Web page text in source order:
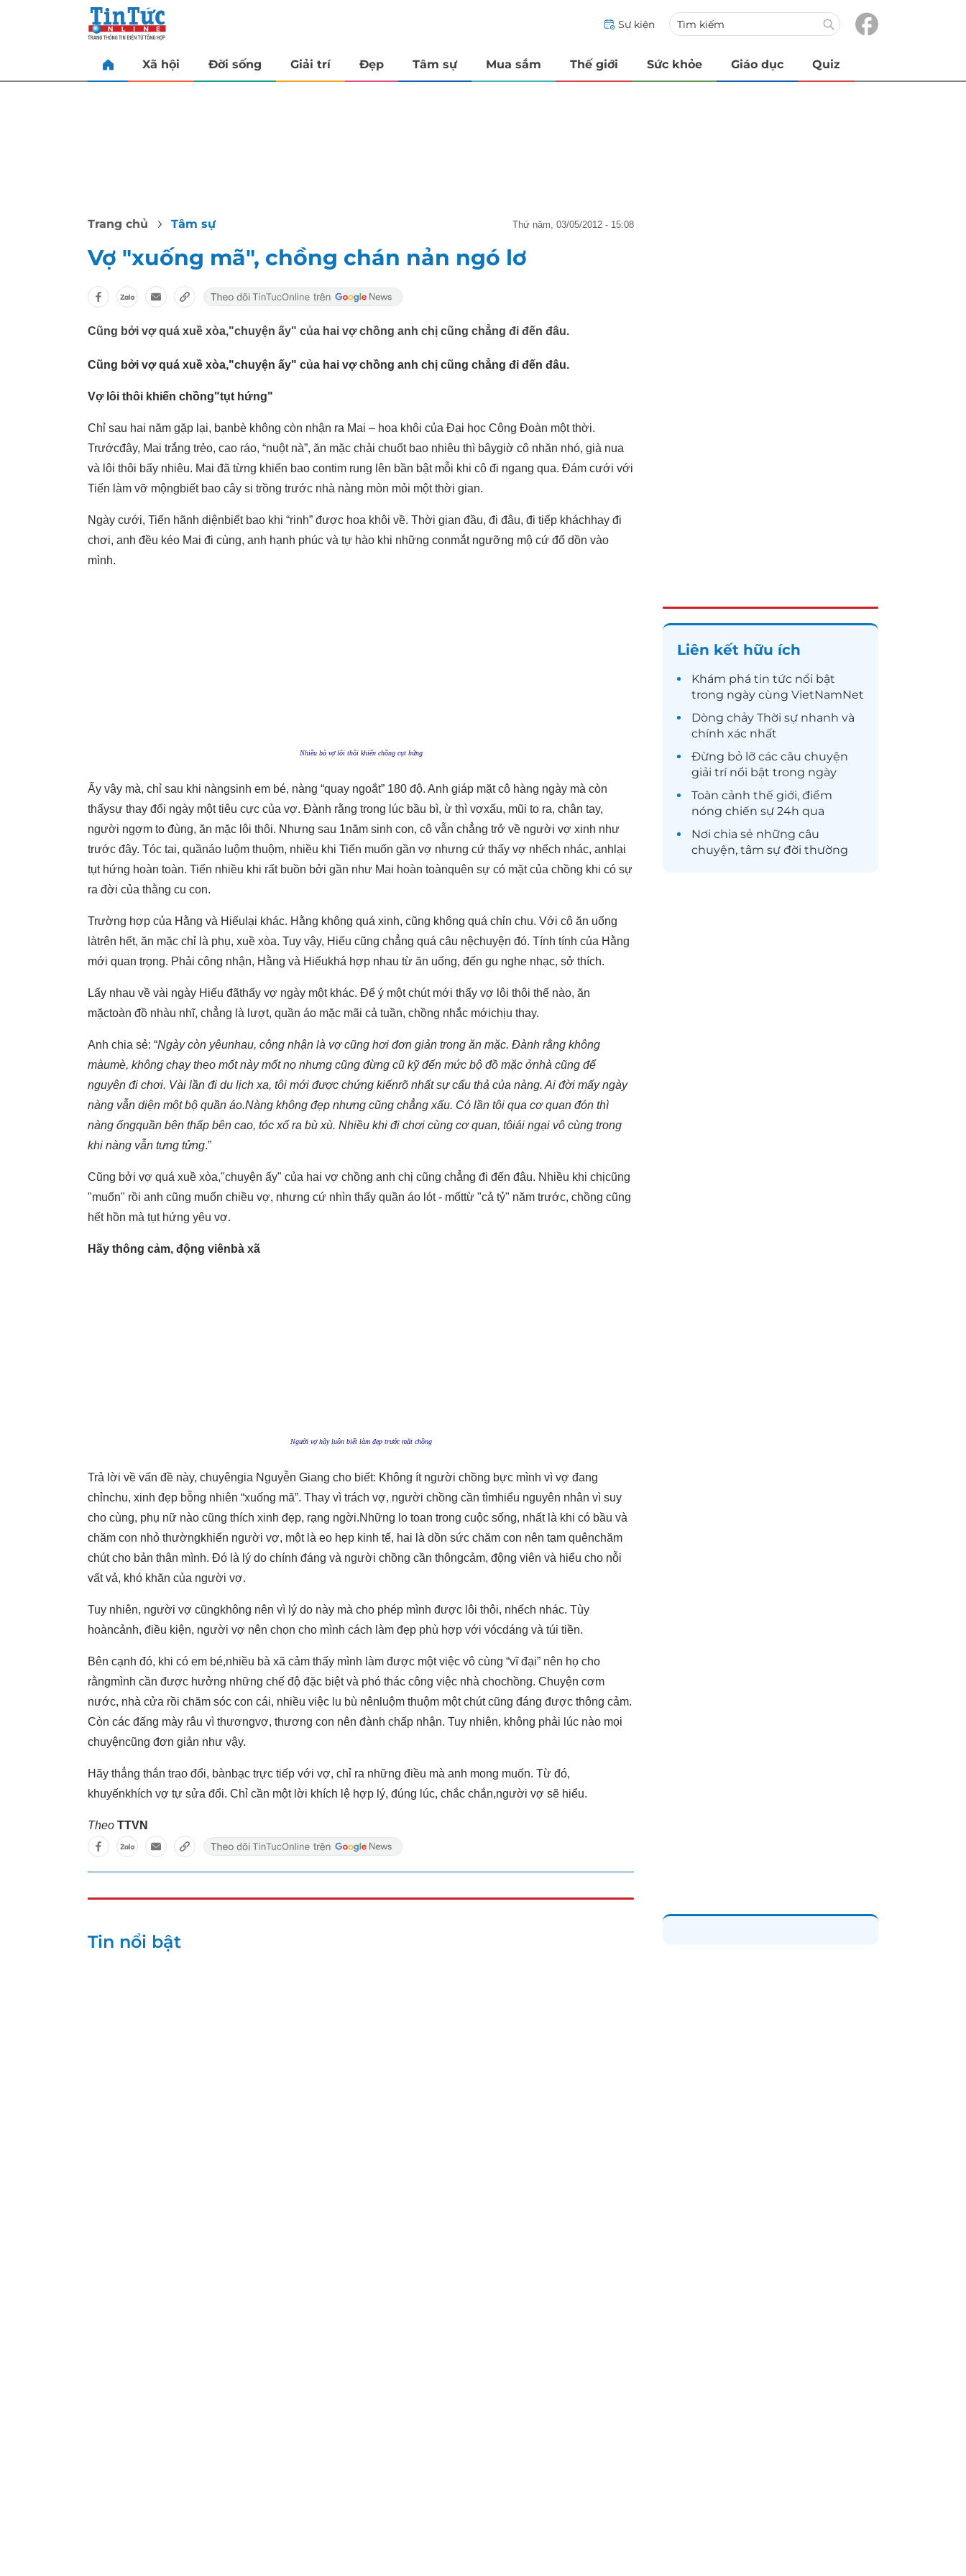
Sự kiện
Xã hội Đời sống Giải trí Đẹp Tâm sự Mua sắm Thế giới Sức khỏe Giáo dục Quiz
Trang chủ Tâm sự thứ năm, 03/05/2012 - 15:08
Vợ "xuống mã", chồng chán nản ngó lơ
Cũng bởi vợ quá xuề xòa,"chuyện ấy" của hai vợ chồng anh chị cũng chẳng đi đến đâu.
Cũng bởi vợ quá xuề xòa,"chuyện ấy" của hai vợ chồng anh chị cũng chẳng đi đến đâu.
Vợ lôi thôi khiến chồng"tụt hứng"
Chỉ sau hai năm gặp lại, bạnbè không còn nhận ra Mai – hoa khôi của Đại học Công Đoàn một thời.
Trướcđây, Mai trắng trẻo, cao ráo, “nuột nà”, ăn mặc chải chuốt bao nhiêu thì bâygiờ cô nhăn nhó, già nua
và lôi thôi bấy nhiêu. Mai đã từng khiến bao contim rung lên bần bật mỗi khi cô đi ngang qua. Đám cưới với
Tiến làm vỡ mộngbiết bao cây si trồng trước nhà nàng mòn mỏi một thời gian.
Ngày cưới, Tiến hãnh diệnbiết bao khi “rinh” được hoa khôi về. Thời gian đầu, đi đâu, đi tiếp kháchhay đi
chơi, anh đều kéo Mai đi cùng, anh hạnh phúc và tự hào khi những conmắt ngưỡng mộ cứ đổ dồn vào
mình.
Nhiều bà vợ lôi thôi khiến chồng cụt hứng
Ấy vậy mà, chỉ sau khi nàngsinh em bé, nàng “quay ngoắt” 180 độ. Anh giáp mặt cô hàng ngày mà còn
thấysự thay đổi ngày một tiêu cực của vợ. Đành rằng trong lúc bầu bì, ừ thì vợxấu, mũi to ra, chân tay,
người ngợm to đùng, ăn mặc lôi thôi. Nhưng sau 1năm sinh con, cô vẫn chẳng trở về người vợ xinh như
trước đây. Tóc tai, quầnáo luộm thuộm, nhiều khi Tiến muốn gần vợ nhưng cứ thấy vợ nhếch nhác, anhlại
tụt hứng hoàn toàn. Tiến nhiều khi rất buồn bởi gần như Mai hoàn toànquên sự có mặt của chồng khi có sự
ra đời của thằng cu con.
Trường hợp của Hằng và Hiếulại khác. Hằng không quá xinh, cũng không quá chỉn chu. Với cô ăn uống
làtrên hết, ăn mặc chỉ là phụ, xuề xòa. Tuy vậy, Hiếu cũng chẳng quá câu nệchuyện đó. Tính tính của Hằng
mới quan trọng. Phải công nhận, Hằng và Hiếukhá hợp nhau từ ăn uống, đến gu nghe nhạc, sở thích.
Lấy nhau về vài ngày Hiếu đãthấy vợ ngày một khác. Để ý một chút mới thấy vợ lôi thôi thế nào, ăn
mặctoàn đồ nhàu nhĩ, chẳng là lượt, quần áo mặc mãi cả tuần, chồng nhắc mớichịu thay.
Anh chia sẻ: “Ngày còn yêunhau, công nhận là vợ cũng hơi đơn giản trong ăn mặc. Đành rằng không
màumè, không chạy theo mốt này mốt nọ nhưng cũng đừng cũ kỹ đến mức bộ đồ mặc ởnhà cũng để
nguyên đi chơi. Vài lần đi du lịch xa, tôi mới được chứng kiếnrõ nhất sự cẩu thả của nàng. Ai đời mấy ngày
nàng vẫn diện một bộ quần áo.Nàng không đẹp nhưng cũng chẳng xấu. Có lần tôi qua cơ quan đón thì
nàng ốngquần bên thấp bên cao, tóc xổ ra bù xù. Nhiều khi đi chơi cùng cơ quan, tôiái ngại vô cùng trong
khi nàng vẫn tưng tửng.”
Cũng bởi vợ quá xuề xòa,"chuyện ấy" của hai vợ chồng anh chị cũng chẳng đi đến đâu. Nhiều khi chịcũng
"muốn" rồi anh cũng muốn chiều vợ, nhưng cứ nhìn thấy quần áo lót - mốttừ "cả tỷ" năm trước, chồng cũng
hết hồn mà tụt hứng yêu vợ.
Hãy thông cảm, động viênbà xã
Người vợ hãy luôn biết làm đẹp trước mặt chồng
Trả lời về vấn đề này, chuyêngia Nguyễn Giang cho biết: Không ít người chồng bực mình vì vợ đang
chỉnchu, xinh đẹp bỗng nhiên “xuống mã”. Thay vì trách vợ, người chồng cần tìmhiểu nguyên nhân vì suy
cho cùng, phụ nữ nào cũng thích xinh đẹp, rạng ngời.Những lo toan trong cuộc sống, nhất là khi có bầu và
chăm con nhỏ thườngkhiến người vợ, một là eo hẹp kinh tế, hai là dồn sức chăm con nên tạm quênchăm
chút cho bản thân mình. Đó là lý do chính đáng và người chồng cần thôngcảm, động viên và hiểu cho nỗi
vất vả, khó khăn của người vợ.
Tuy nhiên, người vợ cũngkhông nên vì lý do này mà cho phép mình được lôi thôi, nhếch nhác. Tùy
hoàncảnh, điều kiện, người vợ nên chọn cho mình cách làm đẹp phù hợp với vócdáng và túi tiền.
Bên cạnh đó, khi có em bé,nhiều bà xã cảm thấy mình làm được một việc vô cùng “vĩ đại” nên họ cho
rằngmình cần được hưởng những chế độ đặc biệt và phó thác công việc nhà chochồng. Chuyện cơm
nước, nhà cửa rồi chăm sóc con cái, nhiều việc lu bù nênluộm thuộm một chút cũng đáng được thông cảm.
Còn các đấng mày râu vì thươngvợ, thương con nên đành chấp nhận. Tuy nhiên, không phải lúc nào mọi
chuyệncũng đơn giản như vậy.
Hãy thẳng thắn trao đổi, bànbạc trực tiếp với vợ, chỉ ra những điều mà anh mong muốn. Từ đó,
khuyếnkhích vợ tự sửa đổi. Chỉ cần một lời khích lệ hợp lý, đúng lúc, chắc chắn,người vợ sẽ hiểu.
Theo TTVN
Liên kết hữu ích
Khám phá tin tức nổi bật
trong ngày cùng VietNamNet
Dòng chảy Thời sự nhanh và
chính xác nhất
Đừng bỏ lỡ các câu chuyện
giải trínổi bật trong ngày
Toàn cảnh thế giới, điểm
nóng chiến sự 24h qua
Nơi chia sẻ những câu
chuyện, tâm sự đời thường
Tin nổi bật